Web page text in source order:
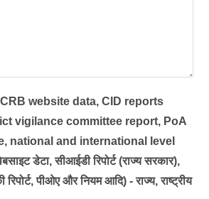
website data, CID reports
vigilance committee report, PoA
national and international level
डेटा, सीआईडी रिपोर्ट (राज्य सरकार),
रिपोर्ट, पीओए और नियम आदि) - राज्य, राष्ट्रीय